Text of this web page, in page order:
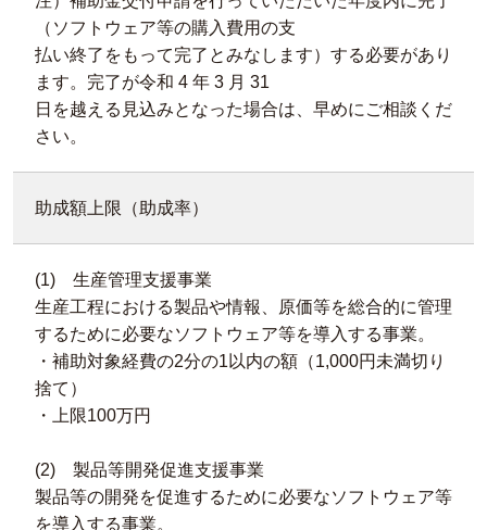
（ソフトウェア等の購入費用の支
払い終了をもって完了とみなします）する必要があり
ます。完了が令和 4 年 3 月 31
日を越える見込みとなった場合は、早めにご相談くだ
さい。
助成額上限（助成率）
(1) 生産管理支援事業
生産工程における製品や情報、原価等を総合的に管理
するために必要なソフトウェア等を導入する事業。
・補助対象経費の2分の1以内の額（1,000円未満切り
捨て）
・上限100万円
(2) 製品等開発促進支援事業
製品等の開発を促進するために必要なソフトウェア等
を導入する事業。